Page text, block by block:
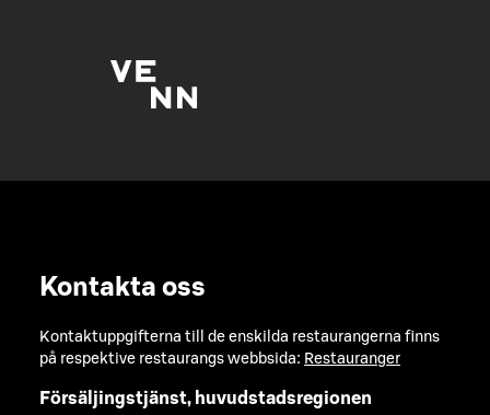
Kontakta oss
Kontaktuppgifterna till de enskilda restaurangerna finns
på respektive restaurangs webbsida: Restauranger
Försäljingstjänst, huvudstadsregionen